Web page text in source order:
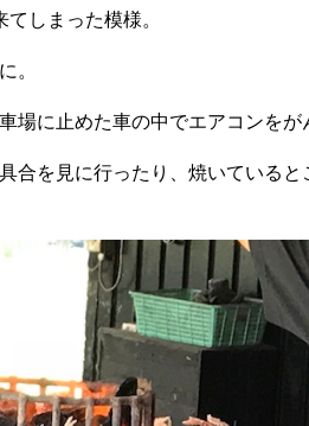
しまった模様。
。
場に止めた車の中でエアコンをが
合を見に行ったり、焼いている